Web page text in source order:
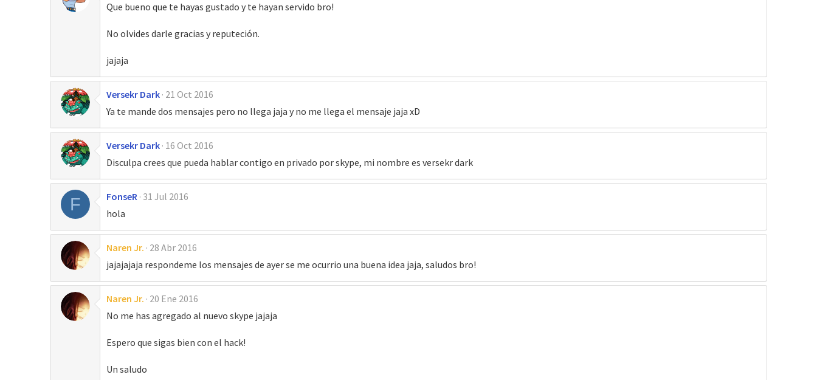
Que bueno que te hayas gustado y te hayan servido bro!
No olvides darle gracias y reputeción.
jajaja
Versekr Dark 21 Oct 2016
Ya te mande dos mensajes pero no llega jaja y no me llega el mensaje jaja xD
Versekr Dark 16 Oct 2016
Disculpa crees que pueda hablar contigo en privado por skype, mi nombre es versekr dark
F FonseR 31 Jul 2016
hola
Naren Jr. 28 Abr 2016
jajajajaja respondeme los mensajes de ayer se me ocurrio una buena idea jaja, saludos bro!
Naren Jr. 20 Ene 2016
No me has agregado al nuevo skype jajaja
Espero que sigas bien con el hack!
Un saludo